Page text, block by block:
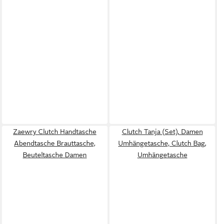
Zaewry Clutch Handtasche
Abendtasche Brauttasche,
Beuteltasche Damen
Clutch Tanja (Set), Damen
Umhängetasche, Clutch Bag,
Umhängetasche